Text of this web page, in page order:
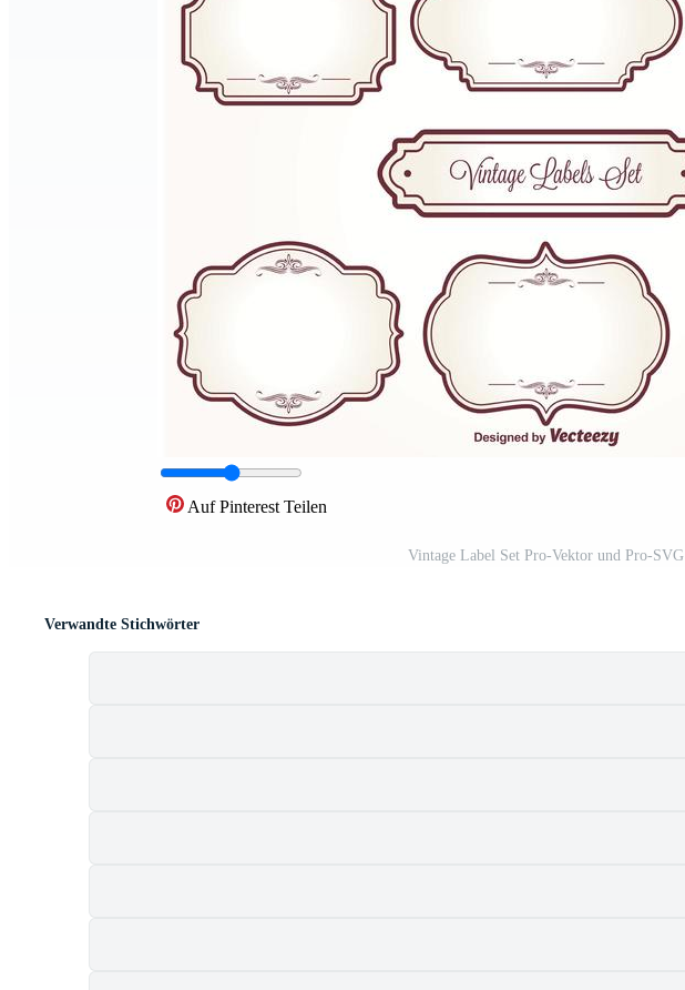
Auf Pinterest Teilen
Vintage Label Set Pro-Vektor und Pro-SVG
Verwandte Stichwörter